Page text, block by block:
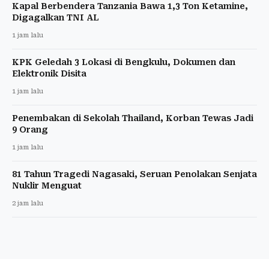
Kapal Berbendera Tanzania Bawa 1,3 Ton Ketamine,
Digagalkan TNI AL
1 jam lalu
KPK Geledah 3 Lokasi di Bengkulu, Dokumen dan
Elektronik Disita
1 jam lalu
Penembakan di Sekolah Thailand, Korban Tewas Jadi
9 Orang
1 jam lalu
81 Tahun Tragedi Nagasaki, Seruan Penolakan Senjata
Nuklir Menguat
2 jam lalu